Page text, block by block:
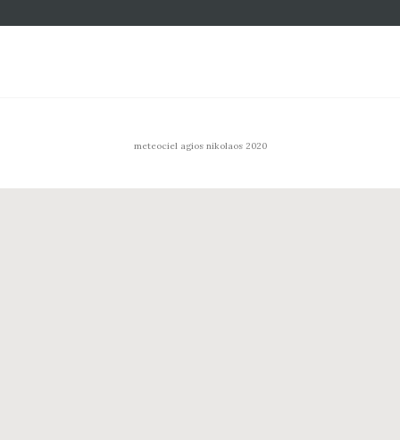
meteociel agios nikolaos 2020